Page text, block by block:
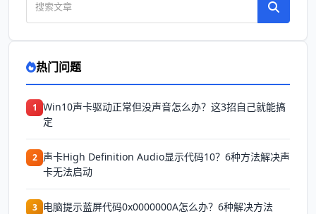
热门问题
1 Win10声卡驱动正常但没声音怎么办？这3招自己就能搞
定
2 声卡High Definition Audio显示代码10？6种方法解决声
卡无法启动
3 电脑提示蓝屏代码0x0000000A怎么办？6种解决方法